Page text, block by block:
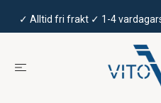
✓ Alltid fri frakt ✓ 1-4